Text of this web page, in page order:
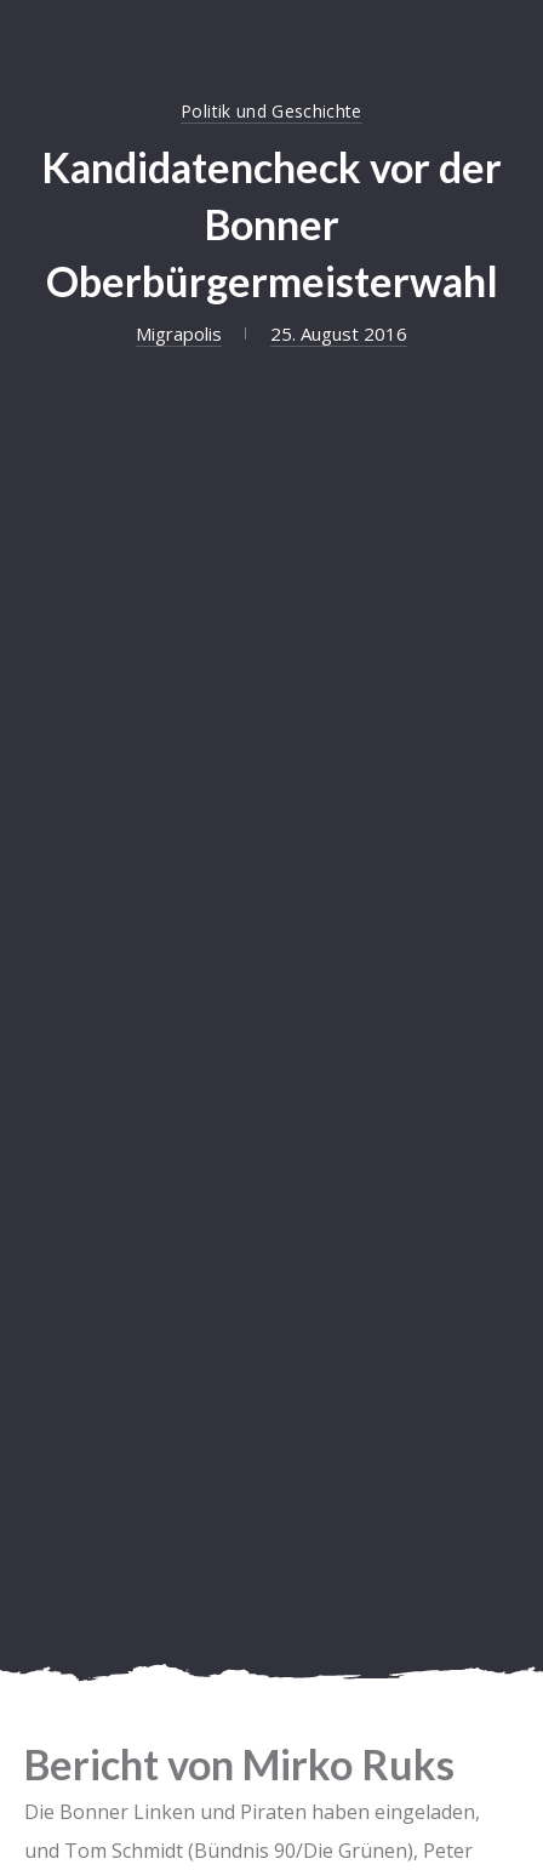
Politik und Geschichte
Kandidatencheck vor der
Bonner
Oberbürgermeisterwahl
Migrapolis 25. August 2016
Bericht von Mirko Ruks
Die Bonner Linken und Piraten haben eingeladen,
und Tom Schmidt (Bündnis 90/Die Grünen), Peter